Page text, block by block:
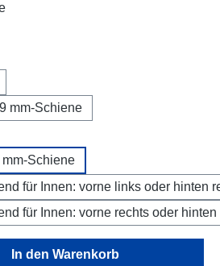
mm-Schiene
Schiene
für Innen: vorne links oder hinten
für Innen: vorne rechts oder
Wert ein
In den Warenkorb